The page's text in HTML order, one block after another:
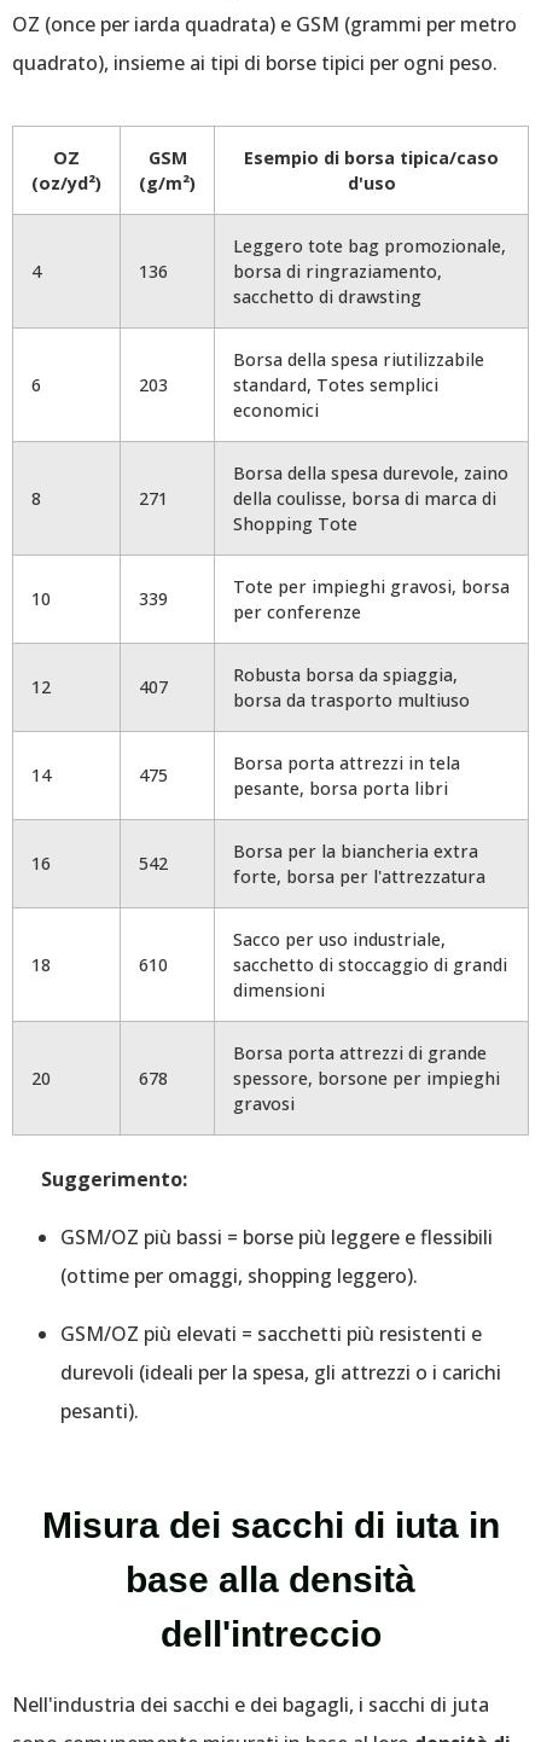
OZ (once per iarda quadrata) e GSM (grammi per metro
quadrato), insieme ai tipi di borse tipici per ogni peso.
OZ
(oz/yd²)
GSM
(g/m²)
Esempio di borsa tipica/caso
d'uso
4 136
Leggero tote bag promozionale,
borsa di ringraziamento,
sacchetto di drawsting
6 203
Borsa della spesa riutilizzabile
standard, Totes semplici
economici
8 271
Borsa della spesa durevole, zaino
della coulisse, borsa di marca di
Shopping Tote
10 339
Tote per impieghi gravosi, borsa
per conferenze
12 407
Robusta borsa da spiaggia,
borsa da trasporto multiuso
14 475
Borsa porta attrezzi in tela
pesante, borsa porta libri
16 542
Borsa per la biancheria extra
forte, borsa per l'attrezzatura
18 610
Sacco per uso industriale,
sacchetto di stoccaggio di grandi
dimensioni
20 678
Borsa porta attrezzi di grande
spessore, borsone per impieghi
gravosi
Suggerimento:
GSM/OZ più bassi = borse più leggere e flessibili
(ottime per omaggi, shopping leggero).
GSM/OZ più elevati = sacchetti più resistenti e
durevoli (ideali per la spesa, gli attrezzi o i carichi
pesanti).
Misura dei sacchi di iuta in
base alla densità
dell'intreccio
Nell'industria dei sacchi e dei bagagli, i sacchi di juta